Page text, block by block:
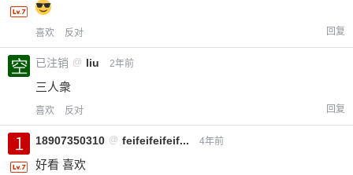
喜欢 反对 回复
已注销 @ liu 2年前
三人衆
喜欢 反对 回复
18907350310 @ feifeifeifeif... 4年前
好看 喜欢